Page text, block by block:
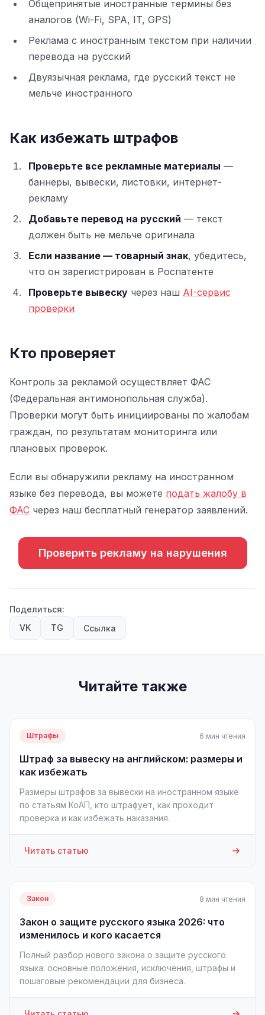
Общепринятые иностранные термины без
аналогов (Wi-Fi, SPA, IT, GPS)
Реклама с иностранным текстом при наличии
перевода на русский
Двуязычная реклама, где русский текст не
мельче иностранного
Как избежать штрафов
Проверьте все рекламные материалы —
баннеры, вывески, листовки, интернет-
рекламу
Добавьте перевод на русский — текст
должен быть не мельче оригинала
Если название — товарный знак, убедитесь,
что он зарегистрирован в Роспатенте
Проверьте вывеску через наш AI-сервис
проверки
Кто проверяет
Контроль за рекламой осуществляет ФАС
(Федеральная антимонопольная служба).
Проверки могут быть инициированы по жалобам
граждан, по результатам мониторинга или
плановых проверок.
Если вы обнаружили рекламу на иностранном
языке без перевода, вы можете подать жалобу в
ФАС через наш бесплатный генератор заявлений.
Проверить рекламу на нарушения
Поделиться:
VK
TG Ссылка
Читайте также
Штрафы 6 мин чтения
Штраф за вывеску на английском: размеры и
как избежать
Размеры штрафов за вывески на иностранном языке
по статьям КоАП, кто штрафует, как проходит
проверка и как избежать наказания.
Читать статью
Закон 8 мин чтения
Закон о защите русского языка 2026: что
изменилось и кого касается
Полный разбор нового закона о защите русского
языка: основные положения, исключения, штрафы и
пошаговые рекомендации для бизнеса.